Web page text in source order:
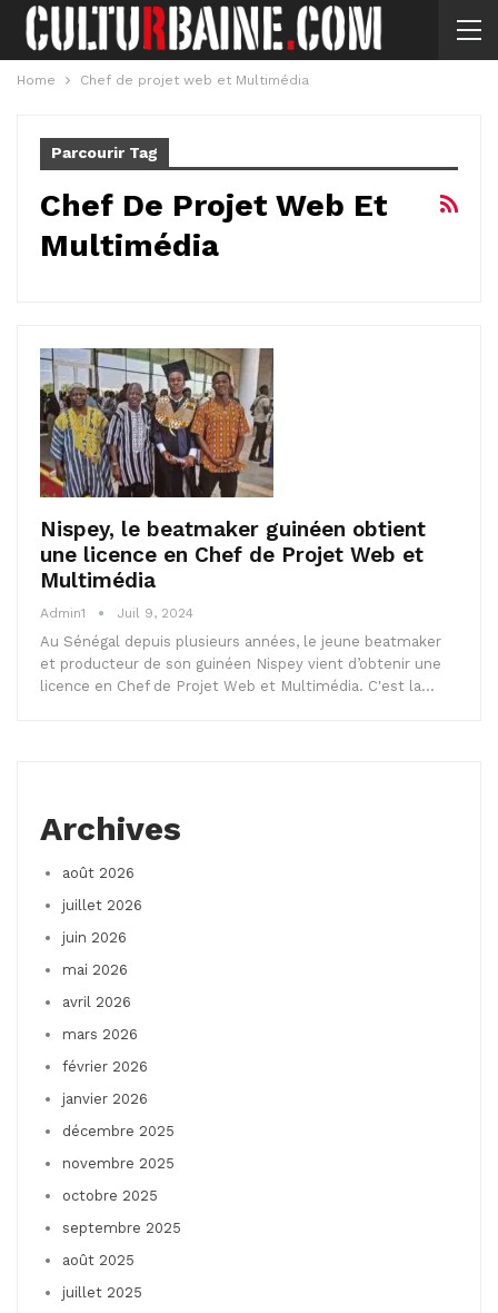
Home Chef de projet web et Multimédia
Parcourir Tag
Chef De Projet Web Et
Multimédia
Nispey, le beatmaker guinéen obtient
une licence en Chef de Projet Web et
Multimédia
Admin1 Juil 9, 2024
Au Sénégal depuis plusieurs années, le jeune beatmaker
et producteur de son guinéen Nispey vient d’obtenir une
licence en Chef de Projet Web et Multimédia. C'est la…
Archives
août 2026
juillet 2026
juin 2026
mai 2026
avril 2026
mars 2026
février 2026
janvier 2026
décembre 2025
novembre 2025
octobre 2025
septembre 2025
août 2025
juillet 2025